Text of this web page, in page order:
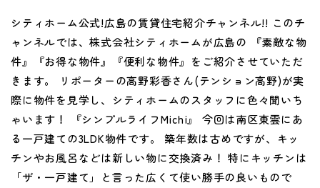
シティホーム公式!広島の賃貸住宅紹介チャンネル!! このチ
ャンネルでは、株式会社シティホームが広島の 『素敵な物
件』『お得な物件』『便利な物件』をご紹介させていただ
きます。 リポーターの高野彩香さん(テンション高野)が実
際に物件を見学し、シティホームのスタッフに色々聞いち
ゃいます！ 『シンプルライフMichi』 今回は南区東雲にあ
る一戸建ての3LDK物件です。 築年数は古めですが、キッ
チンやお風呂などは新しい物に交換済み！ 特にキッチンは
「ザ・一戸建て」と言った広くて使い勝手の良いもので